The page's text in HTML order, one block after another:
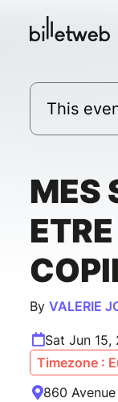
This
MES
By VALERIE
Sat Jun
Timezone :
860